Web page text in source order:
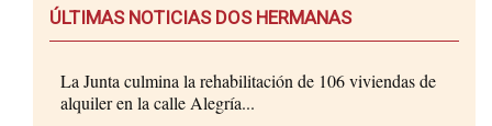
ÚLTIMAS NOTICIAS DOS HERMANAS
La Junta culmina la rehabilitación de 106 viviendas de
alquiler en la calle Alegría...